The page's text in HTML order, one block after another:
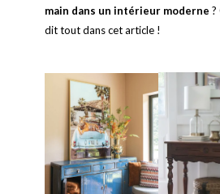
main dans un intérieur moderne ?
dit tout dans cet article !